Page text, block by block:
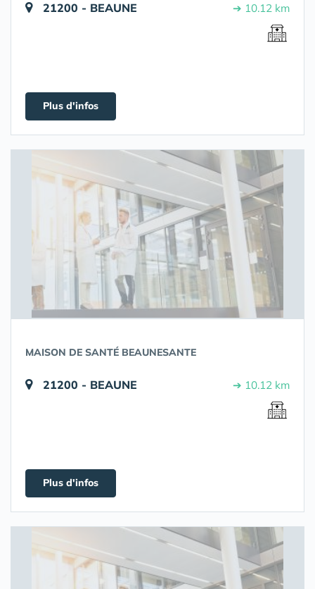
21200 - BEAUNE ➔ 10.12 km
Plus d'infos
MAISON DE SANTÉ BEAUNESANTE
21200 - BEAUNE ➔ 10.12 km
Plus d'infos